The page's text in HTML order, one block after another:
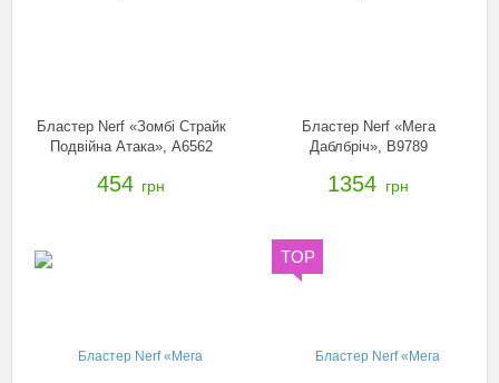
Бластер Nerf «Зомбі Страйк
Подвійна Атака», A6562
454 грн
Бластер Nerf «Мега
Даблбріч», B9789
1354 грн
TOP